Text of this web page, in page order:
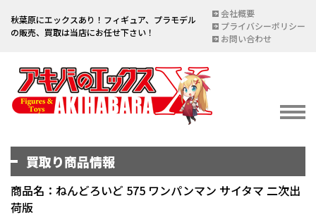
秋葉原にエックスあり！フィギュア、プラモデル
の販売、買取は当店にお任せ下さい！
会社概要
プライバシーポリシー
お問い合わせ
イベント情報
宅配買取のご案内
買取り商品情報
商品名：ねんどろいど 575 ワンパンマン サイタマ 二次出
荷版